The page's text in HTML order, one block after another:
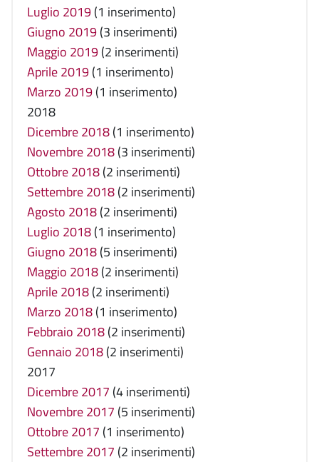
Luglio 2019(1 inserimento)
Giugno 2019(3 inserimenti)
Maggio 2019(2 inserimenti)
Aprile 2019(1 inserimento)
Marzo 2019(1 inserimento)
2018
Dicembre 2018(1 inserimento)
Novembre 2018(3 inserimenti)
Ottobre 2018(2 inserimenti)
Settembre 2018(2 inserimenti)
Agosto 2018(2 inserimenti)
Luglio 2018(1 inserimento)
Giugno 2018(5 inserimenti)
Maggio 2018(2 inserimenti)
Aprile 2018(2 inserimenti)
Marzo 2018(1 inserimento)
Febbraio 2018(2 inserimenti)
Gennaio 2018(2 inserimenti)
2017
Dicembre 2017 (4 inserimenti)
Novembre 2017 (5 inserimenti)
Ottobre 2017 (1 inserimento)
Settembre 2017 (2 inserimenti)